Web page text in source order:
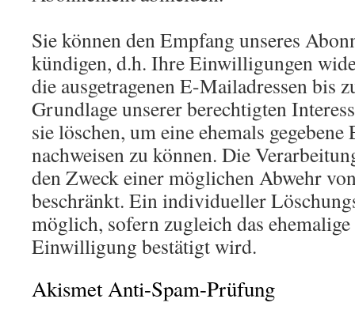
Sie können den Empfang unseres
kündigen, d.h. Ihre Einwilligungen
die ausgetragenen E-Mailadressen bis
Grundlage unserer berechtigten
sie löschen, um eine ehemals
nachweisen zu können. Die
den Zweck einer möglichen Abwehr
beschränkt. Ein individueller
möglich, sofern zugleich das
Einwilligung bestätigt wird.
Akismet Anti-Spam-Prüfung